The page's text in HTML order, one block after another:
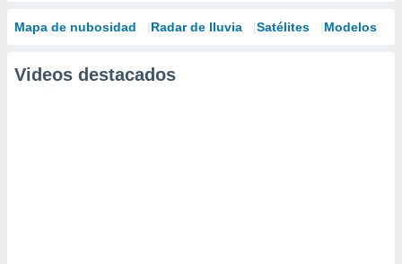
Mapa de nubosidad Radar de lluvia Satélites Modelos
Videos destacados